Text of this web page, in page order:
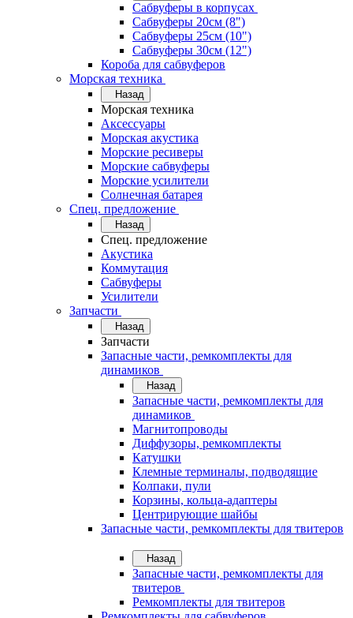
Сабвуферы в корпусах
Сабвуферы 20см (8")
Сабвуферы 25см (10")
Сабвуферы 30см (12")
Короба для сабвуферов
Морская техника
Назад
Морская техника
Аксессуары
Морская акустика
Морские ресиверы
Морские сабвуферы
Морские усилители
Солнечная батарея
Спец. предложение
Назад
Спец. предложение
Акустика
Коммутация
Сабвуферы
Усилители
Запчасти
Назад
Запчасти
Запасные части, ремкомплекты для
динамиков
Назад
Запасные части, ремкомплекты для
динамиков
Магнитопроводы
Диффузоры, ремкомплекты
Катушки
Клемные терминалы, подводящие
Колпаки, пули
Корзины, кольца-адаптеры
Центрирующие шайбы
Запасные части, ремкомплекты для твитеров
Назад
Запасные части, ремкомплекты для
твитеров
Ремкомплекты для твитеров